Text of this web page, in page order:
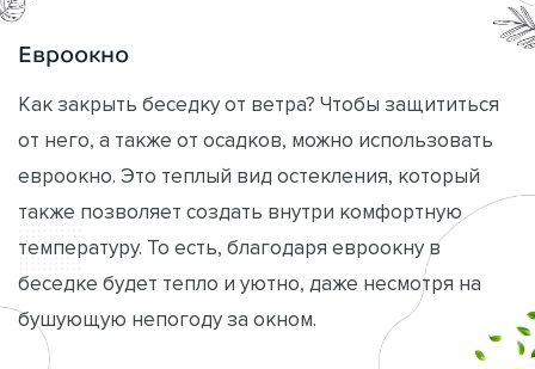
Евроокно
Как закрыть беседку от ветра? Чтобы защититься
от него, а также от осадков, можно использовать
евроокно. Это теплый вид остекления, который
также позволяет создать внутри комфортную
температуру. То есть, благодаря евроокну в
беседке будет тепло и уютно, даже несмотря на
бушующую непогоду за окном.